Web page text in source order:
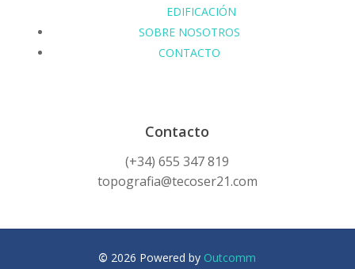
EDIFICACIÓN
SOBRE NOSOTROS
CONTACTO
Contacto
(+34) 655 347 819
topografia@tecoser21.com
© 2026 Powered by Outcomm